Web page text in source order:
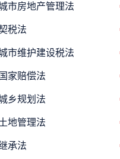
市房地产管理法
税法
市维护建设税法
家赔偿法
乡规划法
地管理法
承法